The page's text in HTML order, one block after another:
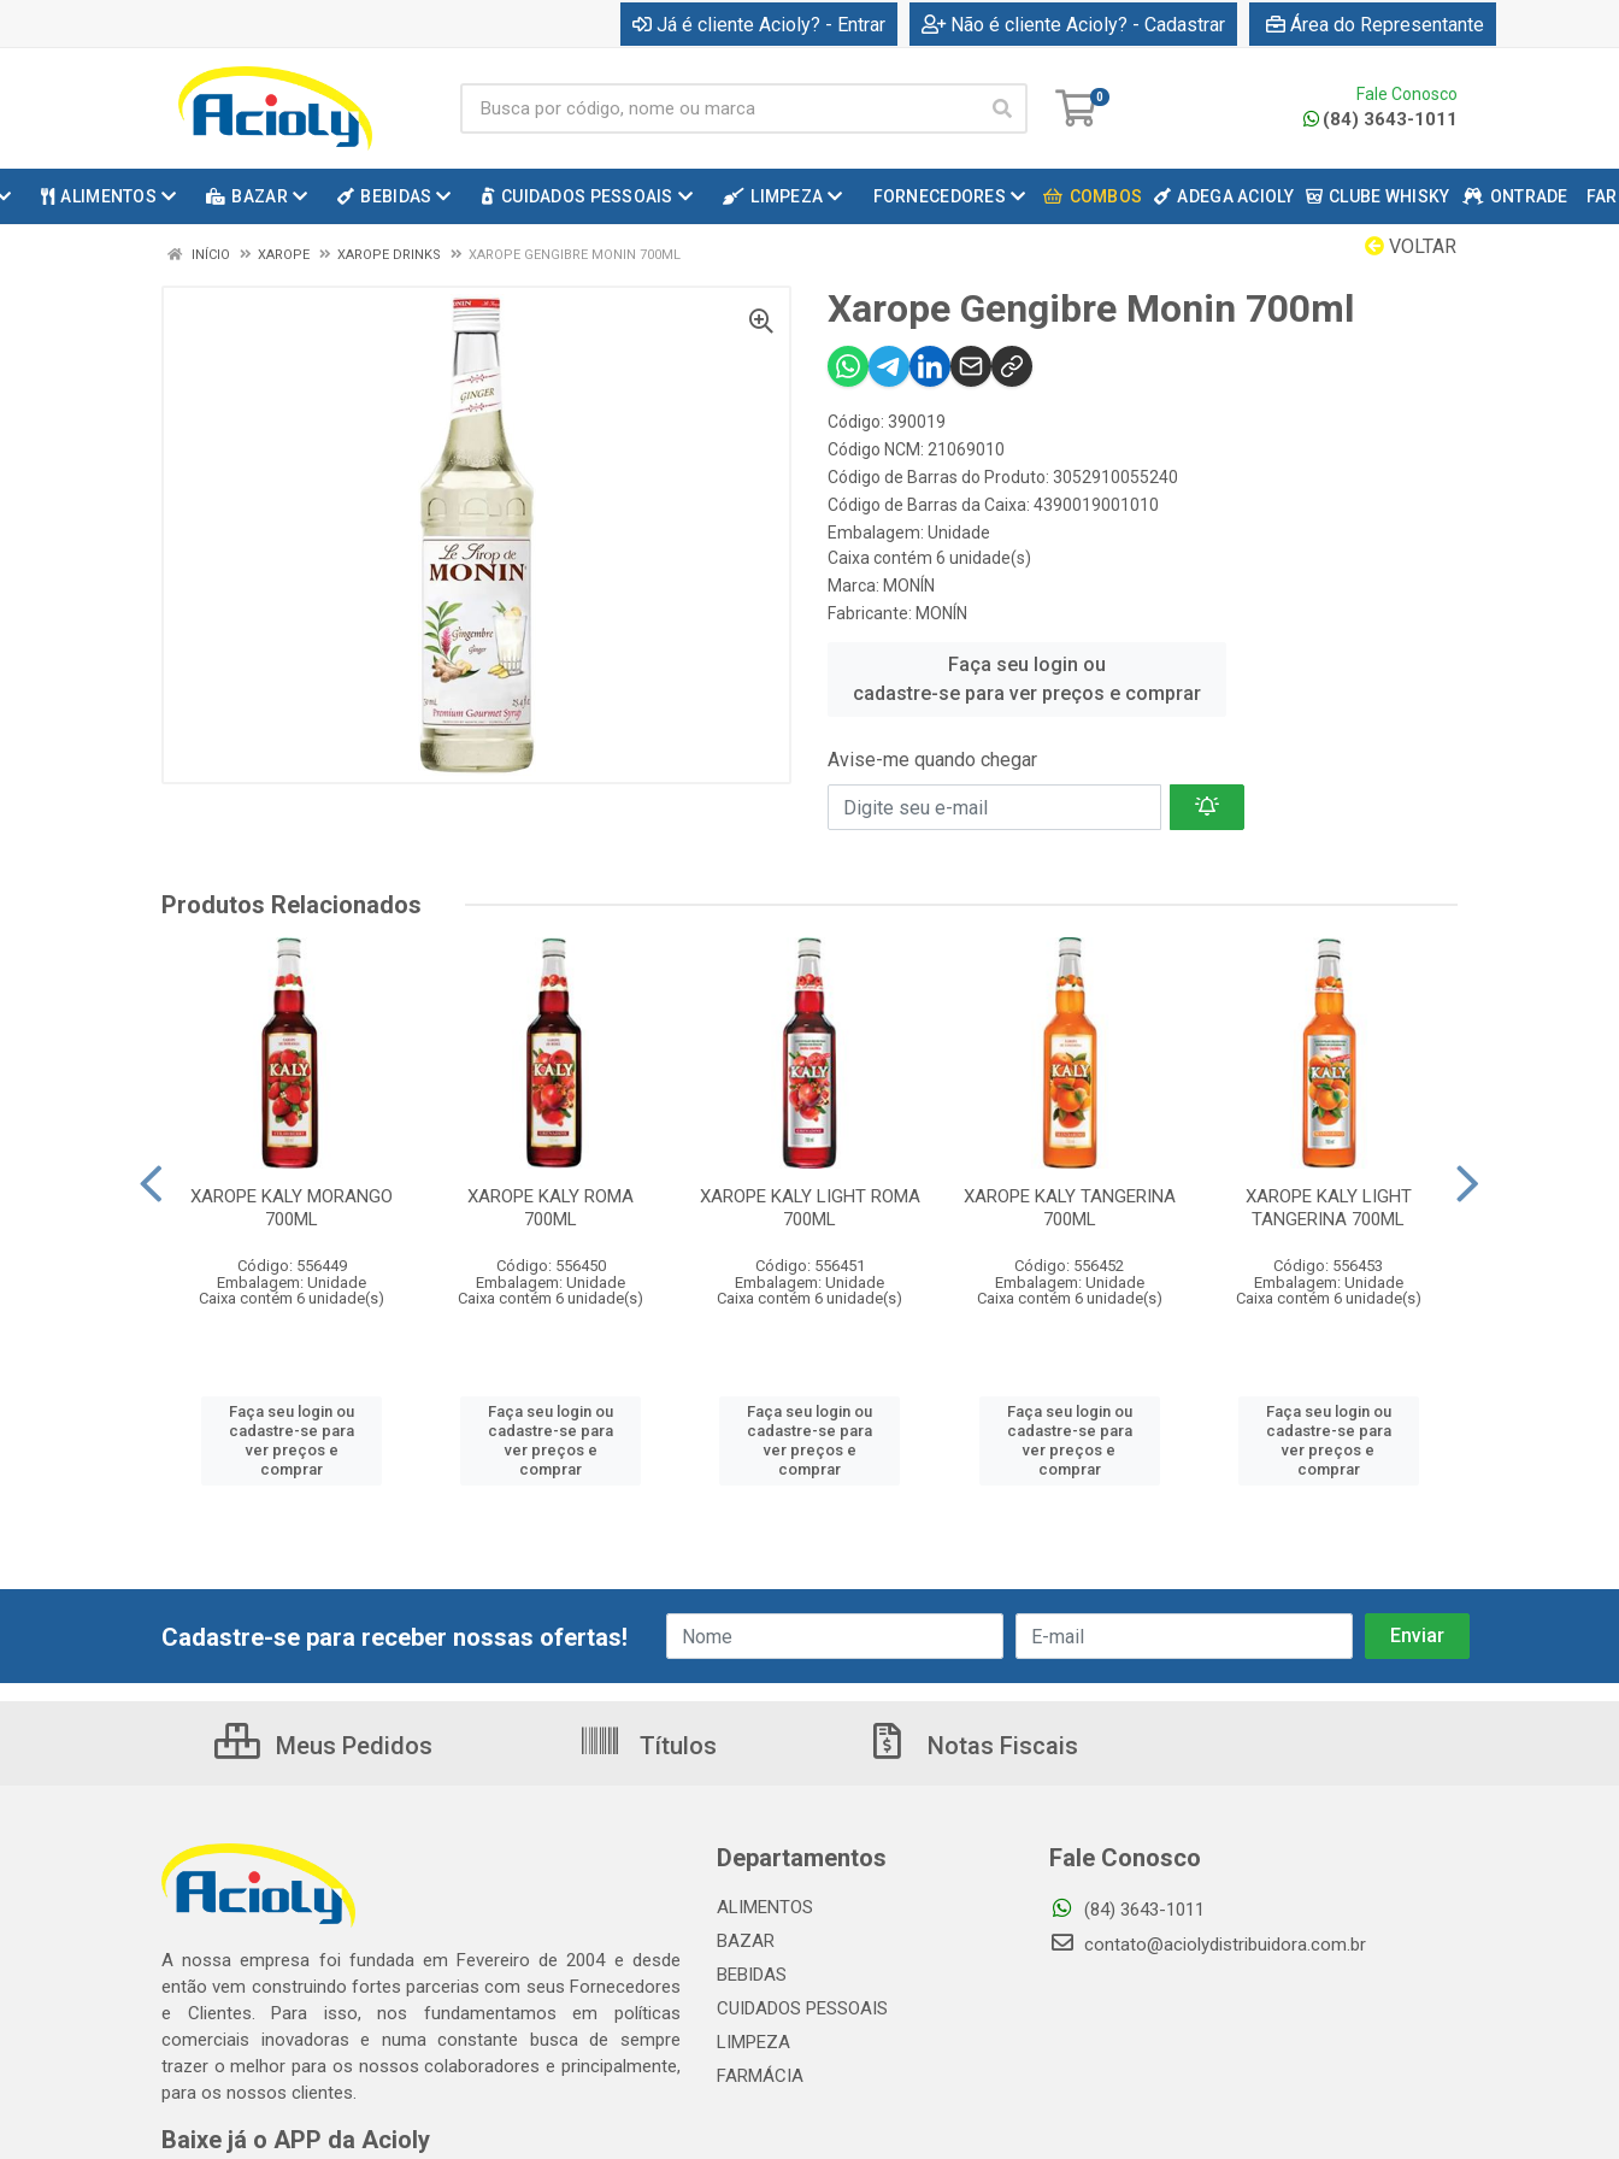
Já é cliente Acioly? - Entrar Não é cliente Acioly? - Cadastrar Área do Representante
0 Fale Conosco
(84) 3643-1011
ALIMENTOS BAZAR BEBIDAS CUIDADOS PESSOAIS LIMPEZA FORNECEDORES COMBOS ADEGA ACIOLY CLUBE WHISKY ONTRADE
VOLTAR
INÍCIO XAROPE XAROPE DRINKS XAROPE GENGIBRE MONIN 700ML
Xarope Gengibre Monin 700ml
Código: 390019
Código NCM: 21069010
Código de Barras do Produto: 3052910055240
Código de Barras da Caixa: 4390019001010
Embalagem: Unidade
Caixa contém 6 unidade(s)
Marca: MONÍN
Fabricante: MONÍN
Faça seu login ou
cadastre-se para ver preços e comprar
Avise-me quando chegar
Produtos Relacionados
XAROPE KALY MORANGO
700ML
Código: 556449
Embalagem: Unidade
Caixa contém 6 unidade(s)
Faça seu login ou
cadastre-se para
ver preços e
comprar
XAROPE KALY ROMA
700ML
Código: 556450
Embalagem: Unidade
Caixa contém 6 unidade(s)
Faça seu login ou
cadastre-se para
ver preços e
comprar
XAROPE KALY LIGHT ROMA
700ML
Código: 556451
Embalagem: Unidade
Caixa contém 6 unidade(s)
Faça seu login ou
cadastre-se para
ver preços e
comprar
XAROPE KALY TANGERINA
700ML
Código: 556452
Embalagem: Unidade
Caixa contém 6 unidade(s)
Faça seu login ou
cadastre-se para
ver preços e
comprar
XAROPE KALY LIGHT
TANGERINA 700ML
Código: 556453
Embalagem: Unidade
Caixa contém 6 unidade(s)
Faça seu login ou
cadastre-se para
ver preços e
comprar
Cadastre-se para receber nossas ofertas!
Meus Pedidos Títulos Notas Fiscais
A nossa empresa foi fundada em Fevereiro de 2004 e desde
então vem construindo fortes parcerias com seus Fornecedores
e Clientes. Para isso, nos fundamentamos em políticas
comerciais inovadoras e numa constante busca de sempre
trazer o melhor para os nossos colaboradores e principalmente,
para os nossos clientes.
Baixe já o APP da Acioly
Departamentos
ALIMENTOS
BAZAR
BEBIDAS
CUIDADOS PESSOAIS
LIMPEZA
FARMÁCIA
Fale Conosco
(84) 3643-1011
contato@aciolydistribuidora.com.br